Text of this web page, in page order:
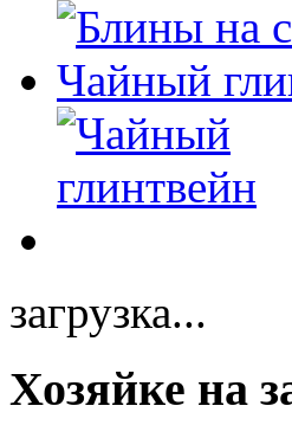
Чайный
загрузка...
Хозяйке на